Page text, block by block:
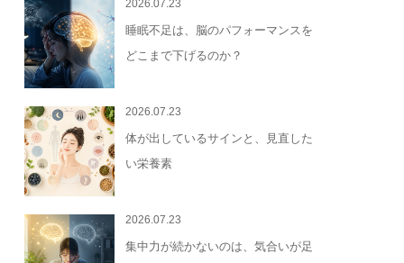
2026.07.23
睡眠不足は、脳のパフォーマンスを
どこまで下げるのか？
2026.07.23
体が出しているサインと、見直した
い栄養素
2026.07.23
集中力が続かないのは、気合いが足